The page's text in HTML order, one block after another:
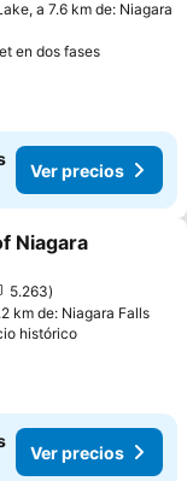
a 7.6 km de: Niagara
en dos fasesVer
Ver precios
Niagara
5.263
km de: Niagara Falls
históricoVer precios
Ver precios